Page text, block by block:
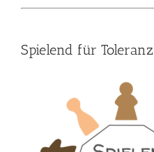
Spielend für Toleranz